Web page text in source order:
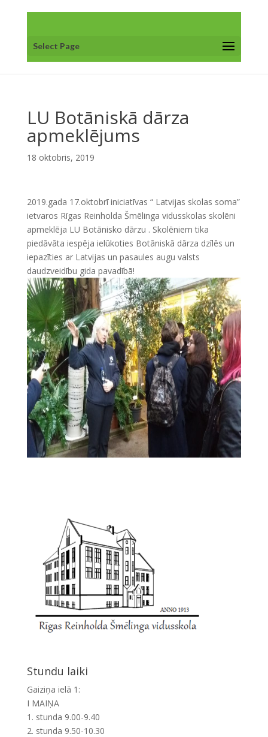
Select Page
LU Botāniskā dārza
apmeklējums
18 oktobris, 2019
2019.gada 17.oktobrī iniciatīvas “ Latvijas skolas soma”
ietvaros Rīgas Reinholda Šmēlinga vidusskolas skolēni
apmeklēja LU Botānisko dārzu . Skolēniem tika
piedāvāta iespēja ielūkoties Botāniskā dārza dzīlēs un
iepazīties ar Latvijas un pasaules augu valsts
daudzveidību gida pavadībā!
Stundu laiki
Gaiziņa ielā 1:
I MAIŅA
1. stunda 9.00-9.40
2. stunda 9.50-10.30